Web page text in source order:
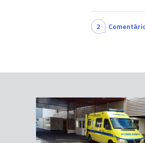
2